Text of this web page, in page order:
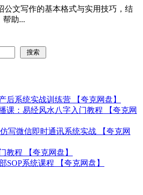
公文写作的基本格式与实用技巧，结
帮助...
搜索
后系统实战训练营 【夸克网盘】
课：易经风水八字入门教程 【夸克网
写微信即时通讯系统实战 【夸克网
教程 【夸克网盘】
SOP系统课程 【夸克网盘】